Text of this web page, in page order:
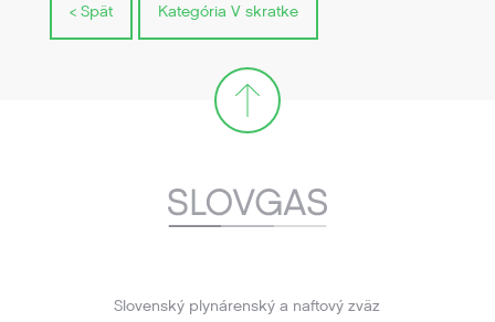
< Spät Kategória V skratke
Slovenský plynárenský a naftový zväz